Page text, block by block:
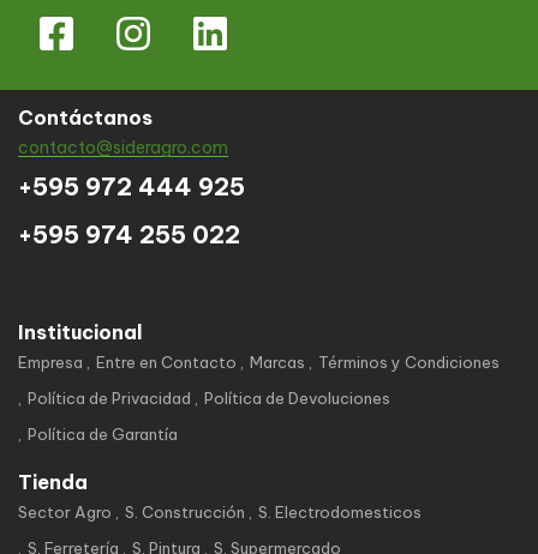
Contáctanos
contacto@sideragro.com
+595 972 444 925
+595 974 255 022
Institucional
Empresa Entre en Contacto Marcas
Términos y Condiciones
Política de Privacidad
Política de Devoluciones
Política de Garantía
Tienda
Sector Agro S. Construcción
S. Electrodomesticos
S. Ferretería
S. Pintura S. Supermercado